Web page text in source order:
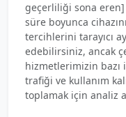
geçerliliği sona eren]
süre boyunca
tercihlerini tarayıcı
edebilirsiniz, ancak
hizmetlerimizin bazı
trafiği ve kullanım
toplamak için analiz